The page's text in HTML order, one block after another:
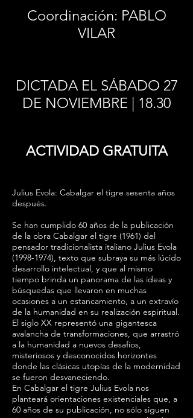
Coordinación: PABLO
VILAR
DICTADA EL SÁBADO 27
DE NOVIEMBRE | 18.30
ACTIVIDAD GRATUITA
Julius Evola: Cabalgar el tigre sesenta años
después.
Se han cumplido 60 años de la publicación
de la obra Cabalgar el tigre (1961) del
pensador tradicionalista italiano Julius Evola
(1998-1974), texto que subraya su más lúcido
desarrollo intelectual, y que al mismo
tiempo brinda un panorama de las ideas y
búsquedas que llevaron en muchas
ocasiones a un estancamiento, a un extravío
de la humanidad en su realización espiritual.
El siglo XX representó una gigantesca
avalancha de transformaciones, que arrastró
a la humanidad a nuevos desafíos,
misteriosos y desconocidos horizontes
donde las clásicas utopías de la modernidad
se fueron desvaneciendo.
En Cabalgar el tigre Julius Evola nos
planteará orientaciones existenciales que, a
60 años de su publicación, no sólo siguen